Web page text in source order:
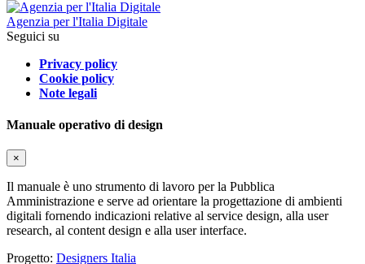
Agenzia per l'Italia Digitale
Seguici su
Privacy policy
Cookie policy
Note legali
Manuale operativo di design
×
Il manuale è uno strumento di lavoro per la Pubblica
Amministrazione e serve ad orientare la progettazione di ambienti
digitali fornendo indicazioni relative al service design, alla user
research, al content design e alla user interface.
Progetto: Designers Italia